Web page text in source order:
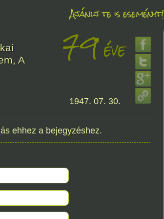
Ajánlj te is eseményt!
éve
éve
éve
A
79éve
1947. 07. 30.
ehhez a bejegyzéshez.